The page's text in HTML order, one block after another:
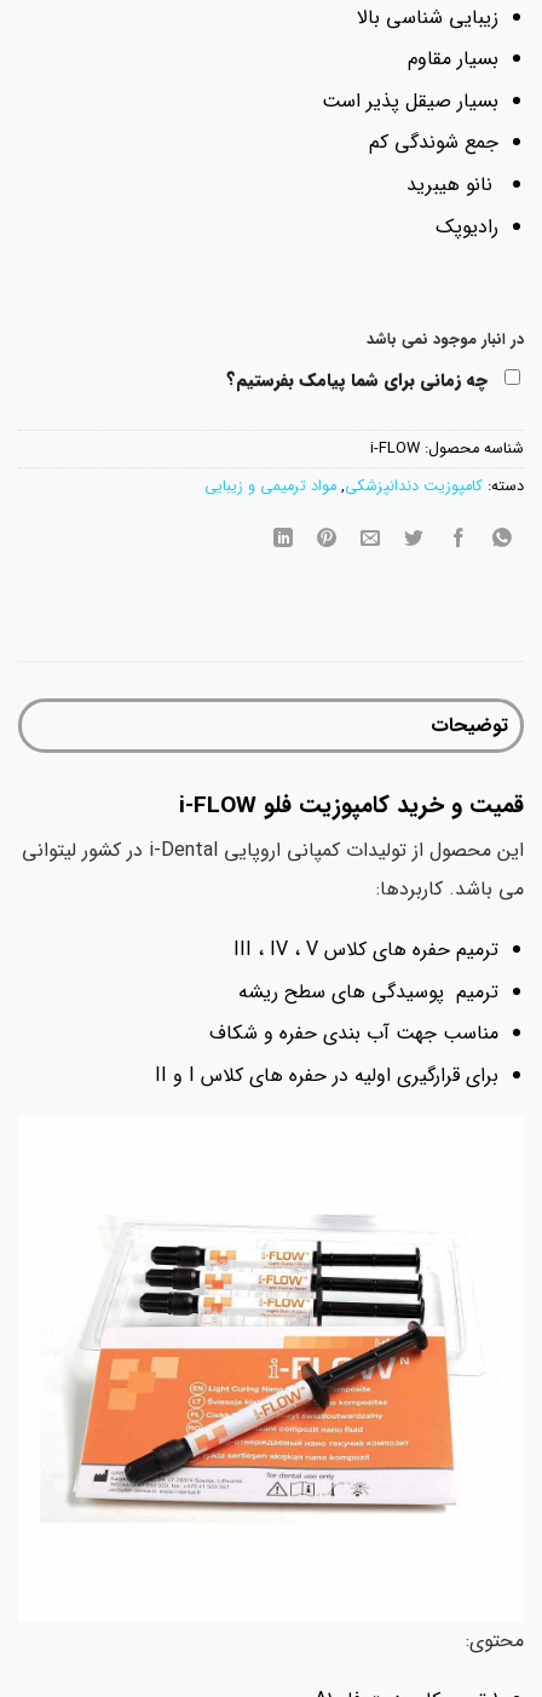
زیبایی شناسی بالا
بسیار مقاوم
بسیار صیقل پذیر است
جمع شوندگی کم
نانو هیبرید
رادیوپک
در انبار موجود نمی باشد
چه زمانی برای شما پیامک بفرستیم؟
شناسه محصول: i-FLOW
دسته: کامپوزیت دندانپزشکی, مواد ترمیمی و زیبایی
توضیحات
قمیت و خرید کامپوزیت فلو i-FLOW
این محصول از تولیدات کمپانی اروپایی i-Dental در کشور لیتوانی
می باشد. کاربردها:
ترمیم حفره های کلاس III ، IV ، V
ترمیم پوسیدگی های سطح ریشه
مناسب جهت آب بندی حفره و شکاف
برای قرارگیری اولیه در حفره های کلاس I و II
محتوی: